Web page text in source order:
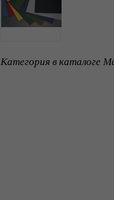
Категория в каталоге